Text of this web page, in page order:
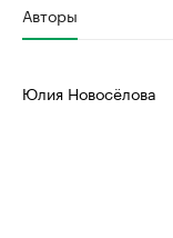
Авторы
Юлия Новосёлова